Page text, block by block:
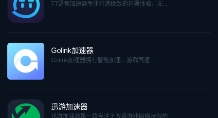
TT语音加速器专注打造极致的开黑体验，无...
Golink加速器
Golink加速器拥有智能加速、游戏高速...
迅游加速器